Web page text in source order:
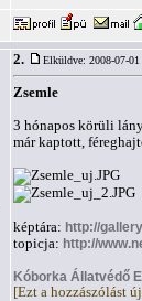
2. Elküldve: 2008-07-01
Zsemle
3 hónapos körüli
már kaptott,
képtára: http://
topicja: http://
Kóborka Állatvédő
[Ezt a hozzászólást